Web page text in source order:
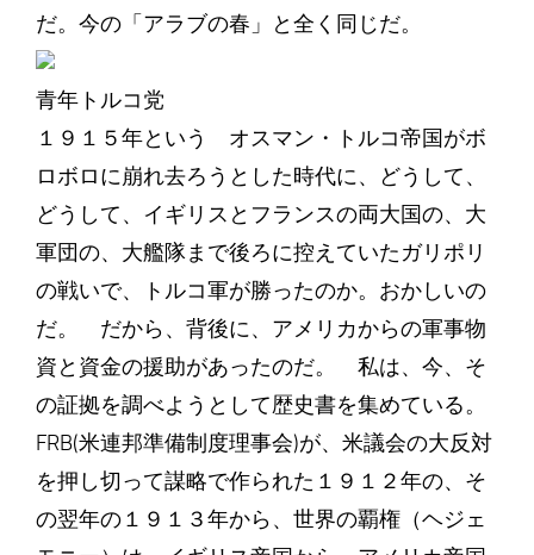
だ。今の「アラブの春」と全く同じだ。
青年トルコ党
１９１５年という オスマン・トルコ帝国がボ
ロボロに崩れ去ろうとした時代に、どうして、
どうして、イギリスとフランスの両大国の、大
軍団の、大艦隊まで後ろに控えていたガリポリ
の戦いで、トルコ軍が勝ったのか。おかしいの
だ。 だから、背後に、アメリカからの軍事物
資と資金の援助があったのだ。 私は、今、そ
の証拠を調べようとして歴史書を集めている。
FRB(米連邦準備制度理事会)が、米議会の大反対
を押し切って謀略で作られた１９１２年の、そ
の翌年の１９１３年から、世界の覇権（ヘジェ